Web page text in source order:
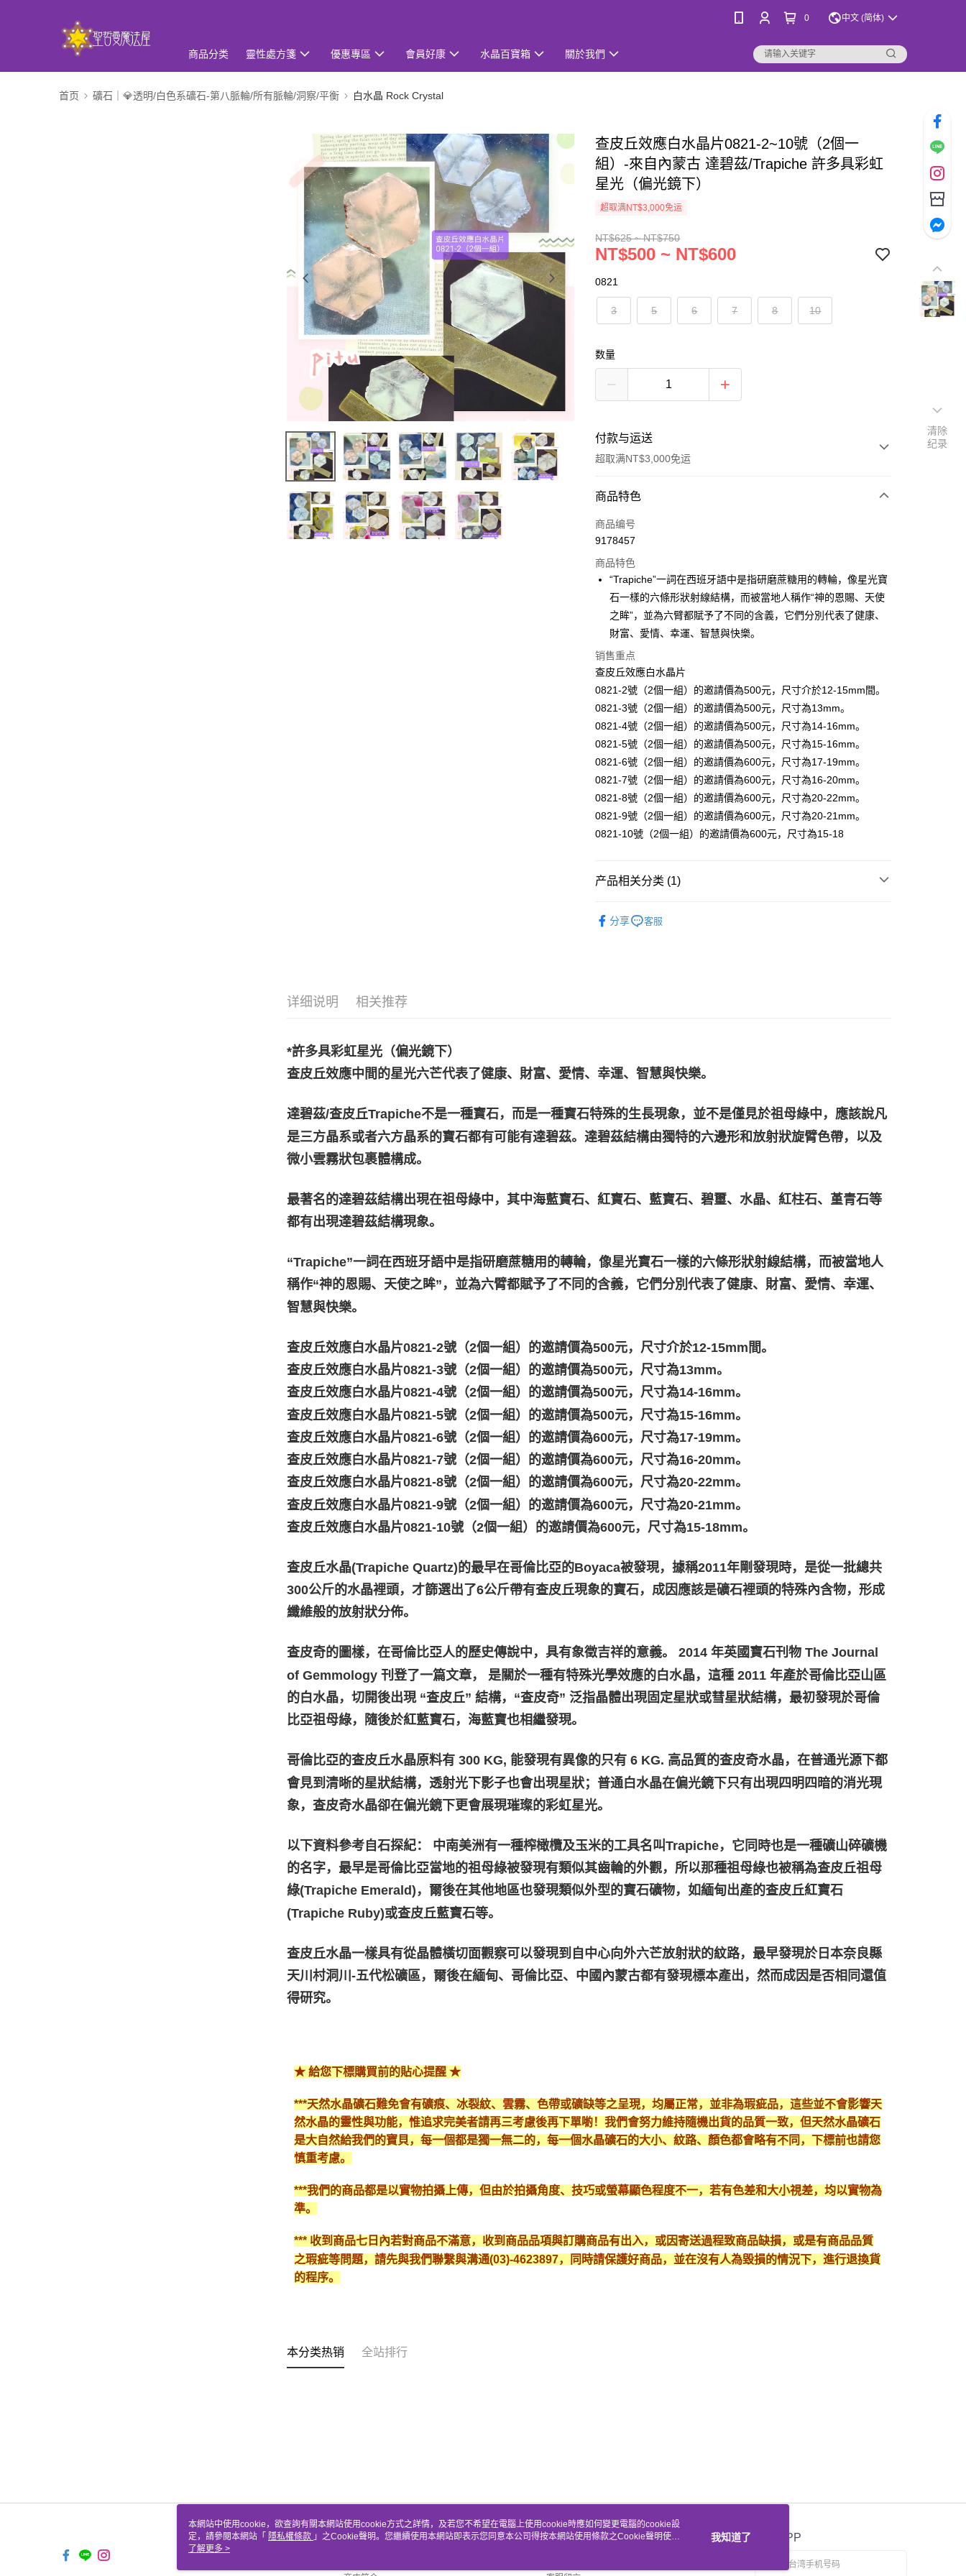
0 中文 (简体)
商品分类 靈性處方箋 優惠專區 會員好康 水晶百寶箱 關於我們
首页 礦石｜💎透明/白色系礦石-第八脈輪/所有脈輪/洞察/平衡 白水晶 Rock Crystal
查皮丘效應白水晶片0821-2~10號（2個一
組）-來自內蒙古 達碧茲/Trapiche 許多具彩虹
星光（偏光鏡下）
超取满NT$3,000免运
NT$625 ~ NT$750
NT$500 ~ NT$600
0821
3 5 6 7 8 10
数量
付款与运送
超取满NT$3,000免运
付款方式
信用卡一次付款
LINE Pay
Apple Pay
街口支付
悠遊付
运送方式
全家取貨付款
每笔NT$80，满NT$3,000(含以上)免运费
7-11取貨付款
每笔NT$80，满NT$3,000(含以上)免运费
商品特色
商品编号
9178457
商品特色
“Trapiche”一詞在西班牙語中是指研磨蔗糖用的轉輪，像星光寶
石一樣的六條形狀射線結構，而被當地人稱作“神的恩賜、天使
之眸”，並為六臂都賦予了不同的含義，它們分別代表了健康、
財富、愛情、幸運、智慧與快樂。
销售重点
查皮丘效應白水晶片
0821-2號（2個一組）的邀請價為500元，尺寸介於12-15mm間。
0821-3號（2個一組）的邀請價為500元，尺寸為13mm。
0821-4號（2個一組）的邀請價為500元，尺寸為14-16mm。
0821-5號（2個一組）的邀請價為500元，尺寸為15-16mm。
0821-6號（2個一組）的邀請價為600元，尺寸為17-19mm。
0821-7號（2個一組）的邀請價為600元，尺寸為16-20mm。
0821-8號（2個一組）的邀請價為600元，尺寸為20-22mm。
0821-9號（2個一組）的邀請價為600元，尺寸為20-21mm。
0821-10號（2個一組）的邀請價為600元，尺寸為15-18
产品相关分类 (1)
Rock Crystal
分享 客服
详细说明 相关推荐
*許多具彩虹星光（偏光鏡下）
查皮丘效應中間的星光六芒代表了健康、財富、愛情、幸運、智慧與快樂。
達碧茲/查皮丘Trapiche不是一種寶石，而是一種寶石特殊的生長現象，並不是僅見於祖母綠中，應該說凡
是三方晶系或者六方晶系的寶石都有可能有達碧茲。達碧茲結構由獨特的六邊形和放射狀旋臂色帶，以及
微小雲霧狀包裹體構成。
最著名的達碧茲結構出現在祖母綠中，其中海藍寶石、紅寶石、藍寶石、碧璽、水晶、紅柱石、堇青石等
都有出現達碧茲結構現象。
“Trapiche”一詞在西班牙語中是指研磨蔗糖用的轉輪，像星光寶石一樣的六條形狀射線結構，而被當地人
稱作“神的恩賜、天使之眸”，並為六臂都賦予了不同的含義，它們分別代表了健康、財富、愛情、幸運、
智慧與快樂。
查皮丘效應白水晶片0821-2號（2個一組）的邀請價為500元，尺寸介於12-15mm間。
查皮丘效應白水晶片0821-3號（2個一組）的邀請價為500元，尺寸為13mm。
查皮丘效應白水晶片0821-4號（2個一組）的邀請價為500元，尺寸為14-16mm。
查皮丘效應白水晶片0821-5號（2個一組）的邀請價為500元，尺寸為15-16mm。
查皮丘效應白水晶片0821-6號（2個一組）的邀請價為600元，尺寸為17-19mm。
查皮丘效應白水晶片0821-7號（2個一組）的邀請價為600元，尺寸為16-20mm。
查皮丘效應白水晶片0821-8號（2個一組）的邀請價為600元，尺寸為20-22mm。
查皮丘效應白水晶片0821-9號（2個一組）的邀請價為600元，尺寸為20-21mm。
查皮丘效應白水晶片0821-10號（2個一組）的邀請價為600元，尺寸為15-18mm。
查皮丘水晶(Trapiche Quartz)的最早在哥倫比亞的Boyaca被發現，據稱2011年剛發現時，是從一批總共
300公斤的水晶裡頭，才篩選出了6公斤帶有查皮丘現象的寶石，成因應該是礦石裡頭的特殊內含物，形成
纖維般的放射狀分佈。
查皮奇的圖樣，在哥倫比亞人的歷史傳說中，具有象徵吉祥的意義。 2014 年英國寶石刊物 The Journal
of Gemmology 刊登了一篇文章， 是關於一種有特殊光學效應的白水晶，這種 2011 年產於哥倫比亞山區
的白水晶，切開後出現 “查皮丘” 結構，“查皮奇” 泛指晶體出現固定星狀或彗星狀結構，最初發現於哥倫
比亞祖母綠，隨後於紅藍寶石，海藍寶也相繼發現。
哥倫比亞的查皮丘水晶原料有 300 KG, 能發現有異像的只有 6 KG. 高品質的查皮奇水晶，在普通光源下都
會見到清晰的星狀結構，透射光下影子也會出現星狀；普通白水晶在偏光鏡下只有出現四明四暗的消光現
象，查皮奇水晶卻在偏光鏡下更會展現璀璨的彩虹星光。
以下資料參考自石探紀： 中南美洲有一種榨橄欖及玉米的工具名叫Trapiche，它同時也是一種礦山碎礦機
的名字，最早是哥倫比亞當地的祖母綠被發現有類似其齒輪的外觀，所以那種祖母綠也被稱為查皮丘祖母
綠(Trapiche Emerald)，爾後在其他地區也發現類似外型的寶石礦物，如緬甸出產的查皮丘紅寶石
(Trapiche Ruby)或查皮丘藍寶石等。
查皮丘水晶一樣具有從晶體橫切面觀察可以發現到自中心向外六芒放射狀的紋路，最早發現於日本奈良縣
天川村洞川-五代松礦區，爾後在緬甸、哥倫比亞、中國內蒙古都有發現標本產出，然而成因是否相同還值
得研究。
★ 給您下標購買前的貼心提醒 ★
***天然水晶礦石難免會有礦痕、冰裂紋、雲霧、色帶或礦缺等之呈現，均屬正常，並非為瑕疵品，這些並不會影響天
然水晶的靈性與功能，惟追求完美者請再三考慮後再下單喲！我們會努力維持隨機出貨的品質一致，但天然水晶礦石
是大自然給我們的寶貝，每一個都是獨一無二的，每一個水晶礦石的大小、紋路、顏色都會略有不同，下標前也請您
慎重考慮。
***我們的商品都是以實物拍攝上傳，但由於拍攝角度、技巧或螢幕顯色程度不一，若有色差和大小視差，均以實物為
準。
*** 收到商品七日內若對商品不滿意，收到商品品項與訂購商品有出入，或因寄送過程致商品缺損，或是有商品品質
之瑕疵等問題，請先與我們聯繫與溝通(03)-4623897，同時請保護好商品，並在沒有人為毀損的情況下，進行退換貨
的程序。
本分类热销 全站排行
关于我们 客服资讯 官方APP
清除
纪录
本網站中使用cookie，欲查詢有關本網站使用cookie方式之詳情，及若您不希望在電腦上使用cookie時應如何變更電腦的cookie設
定，請參閱本網站「 隱私權條款 」之Cookie聲明。您繼續使用本網站即表示您同意本公司得按本網站使用條款之Cookie聲明使用
cookie。
了解更多 >
我知道了